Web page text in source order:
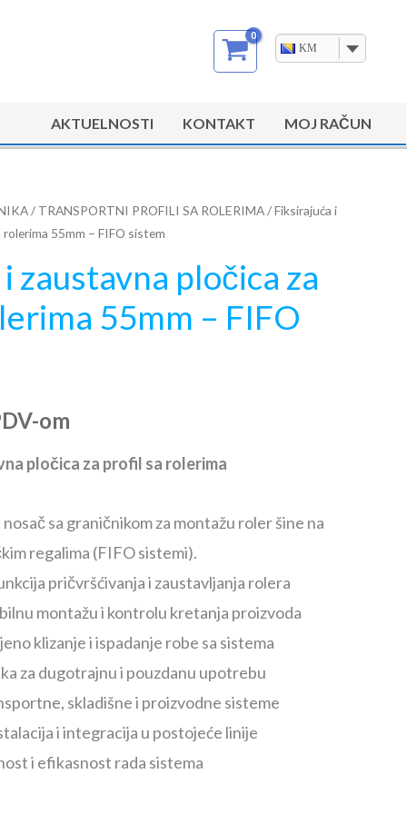
KM
AKTUELNOSTI KONTAKT MOJ RAČUN
/ TRANSPORTNI PROFILI SA ROLERIMA/ Fiksirajuća i
55mm – FIFO sistem
zaustavna pločica za
55mm – FIFO
om
pločica za profil sa rolerima
sa graničnikom za montažu roler šine na
regalima (FIFO sistemi).
pričvršćivanja i zaustavljanja rolera
montažu i kontrolu kretanja proizvoda
klizanje i ispadanje robe sa sistema
za dugotrajnu i pouzdanu upotrebu
skladišne i proizvodne sisteme
i integracija u postojeće linije
i efikasnost rada sistema